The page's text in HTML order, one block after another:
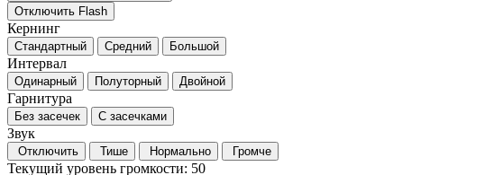
Отключить Flash
Кернинг
Стандартный Средний Большой
Интервал
Одинарный Полуторный Двойной
Гарнитура
Без засечек С засечками
Звук
Отключить Тише Нормально Громче
Текущий уровень громкости: 50